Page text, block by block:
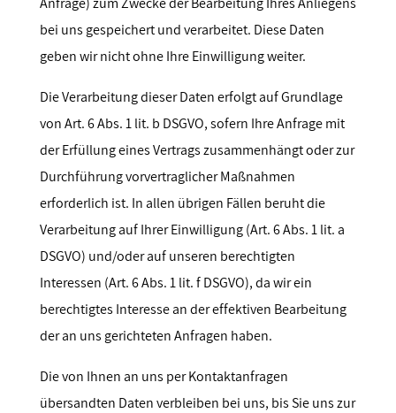
bei uns gespeichert und verarbeitet. Diese Daten
geben wir nicht ohne Ihre Einwilligung weiter.
Die Verarbeitung dieser Daten erfolgt auf Grundlage
von Art. 6 Abs. 1 lit. b DSGVO, sofern Ihre Anfrage mit
der Erfüllung eines Vertrags zusammenhängt oder zur
Durchführung vorvertraglicher Maßnahmen
erforderlich ist. In allen übrigen Fällen beruht die
Verarbeitung auf Ihrer Einwilligung (Art. 6 Abs. 1 lit. a
DSGVO) und/oder auf unseren berechtigten
Interessen (Art. 6 Abs. 1 lit. f DSGVO), da wir ein
berechtigtes Interesse an der effektiven Bearbeitung
der an uns gerichteten Anfragen haben.
Die von Ihnen an uns per Kontaktanfragen
übersandten Daten verbleiben bei uns, bis Sie uns zur